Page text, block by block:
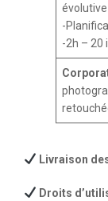
évolutive
-
-2h – 20
Livraison
Droits